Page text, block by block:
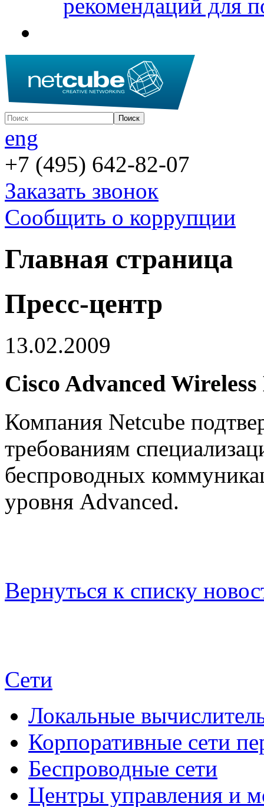
рекомендаций для
eng
+7 (495) 642-82-07
Заказать звонок
Сообщить о коррупции
Главная страница
Пресс-центр
13.02.2009
Cisco Advanced
Компания Netcube
требованиям
беспроводных
уровня Advanced.
Вернуться к списку
Сети
Локальные
Корпоративные сети
Беспроводные сети
Центры управления и